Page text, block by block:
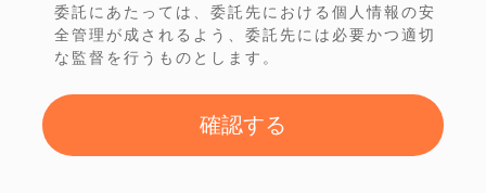
委託にあたっては、委託先における個人情報の安
全管理が成されるよう、委託先には必要かつ適切
な監督を行うものとします。
確認する